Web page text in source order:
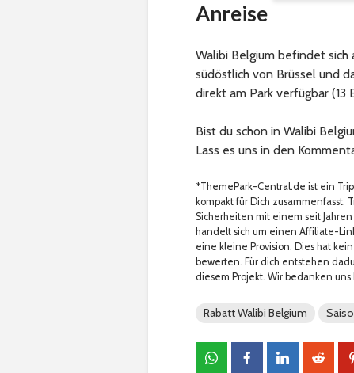
Anreise
Walibi Belgium befindet sich
südöstlich von Brüssel und
direkt am Park verfügbar (13
Bist du schon in Walibi
Lass es uns in den
*ThemePark-Central.de ist ein
kompakt für Dich zusammenfasst.
Sicherheiten mit einem seit
handelt sich um einen Affiliate-
eine kleine Provision. Dies hat
bewerten. Für dich entstehen
diesem Projekt. Wir bedanken uns
Rabatt Walibi Belgium